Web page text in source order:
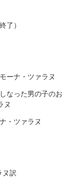
了）
ーナ・ツァラヌ
なった男の子のお
ヌ
・ツァラヌ
ヌ訳